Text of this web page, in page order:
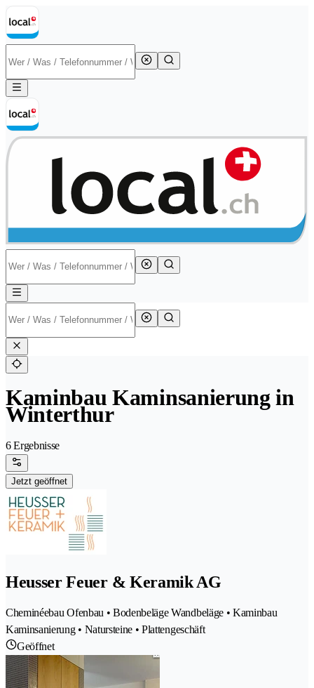
Kaminbau Kaminsanierung in
Winterthur
6 Ergebnisse
Jetzt geöffnet
Heusser Feuer & Keramik AG
Cheminéebau Ofenbau • Bodenbeläge Wandbeläge • Kaminbau
Kaminsanierung • Natursteine • Plattengeschäft
Geöffnet